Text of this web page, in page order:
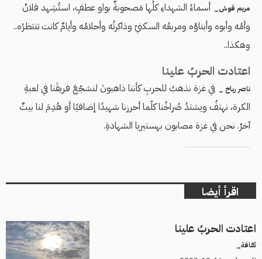
مريم قوش_ أسماءُ الشهداءِ كلُها مَصحوبةٌ بواو عطفٍ، استُشِهد فلانْ
وأمُه وأبوه وأبناؤه ومربعُه السكنيّ وذاكرتُه وأحلامُه وأيامٌ كانت تنتظرُه..
وهكذا..
اعتادت الحربُ علينا
ناصر رباح _ في غزة نذهبُ للحربِ كأننا ذاهبونَ لنشجّعَ فريقَنا في لعبةِ
الكرة، نهتفُ ويشتدُ صُراخُنا كلّما أحرزنا شهيدًا إضافيًا أو هُدِمَ لنا بيتٌ
آخرْ. نحن في غزة مصابون بهستيريا الشهادةِ.
اقرأ أيضا
اعتادت الحربُ علينا
ثقافة_